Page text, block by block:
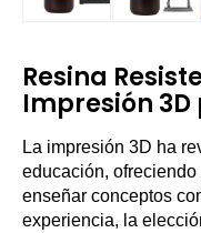
Resina
Impresión
La impresión 3D ha
educación,
enseñar conceptos
experiencia, la